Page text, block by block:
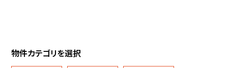
物件カテゴリを選択